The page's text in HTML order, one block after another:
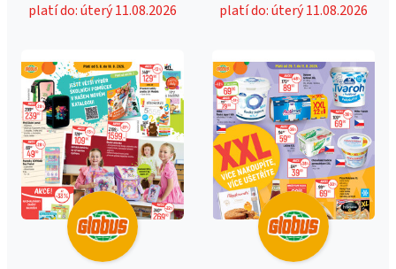
platí do: úterý 11.08.2026
platí do: úterý 11.08.2026